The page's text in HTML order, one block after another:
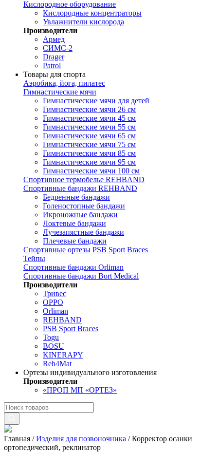
Кислородное оборудование
Кислородные концентраторы
Увлажнители кислорода
Производители
Армед
СИМС-2
Drager
Patrol
Товары для спорта
Аэробика, йога, пилатес
Гимнастические мячи
Гимнастические мячи для детей
Гимнастические мячи 26 см
Гимнастические мячи 45 см
Гимнастические мячи 55 см
Гимнастические мячи 65 см
Гимнастические мячи 75 см
Гимнастические мячи 85 см
Гимнастические мячи 95 см
Гимнастические мячи 100 см
Спортивное термобелье REHBAND
Спортивные бандажи REHBAND
Бедренные бандажи
Голеностопные бандажи
Икроножные бандажи
Локтевые бандажи
Лучезапястные бандажи
Плечевые бандажи
Спортивные ортезы PSB Sport Braces
Тейпы
Спортивные бандажи Orliman
Спортивные бандажи Bort Medical
Производители
Тривес
OPPO
Orliman
REHBAND
PSB Sport Braces
Togu
BOSU
KINERAPY
Reh4Mat
Ортезы индивидуального изготовления
Производители
«ПРОП МП «ОРТЕЗ»
Главная /Изделия для позвоночника /Корректор осанки
ортопедический, реклинатор